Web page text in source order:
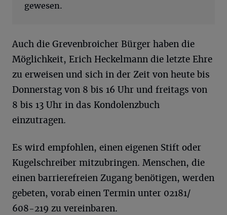
gewesen.
Auch die Grevenbroicher Bürger haben die
Möglichkeit, Erich Heckelmann die letzte Ehre
zu erweisen und sich in der Zeit von heute bis
Donnerstag von 8 bis 16 Uhr und freitags von
8 bis 13 Uhr in das Kondolenzbuch
einzutragen.
Es wird empfohlen, einen eigenen Stift oder
Kugelschreiber mitzubringen. Menschen, die
einen barrierefreien Zugang benötigen, werden
gebeten, vorab einen Termin unter 02181/
608-219 zu vereinbaren.